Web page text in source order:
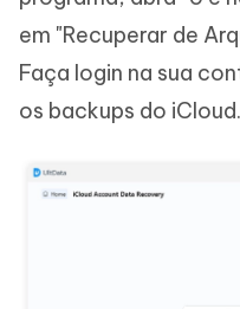
em "Recuperar de
Faça login na sua
os backups do iCloud.